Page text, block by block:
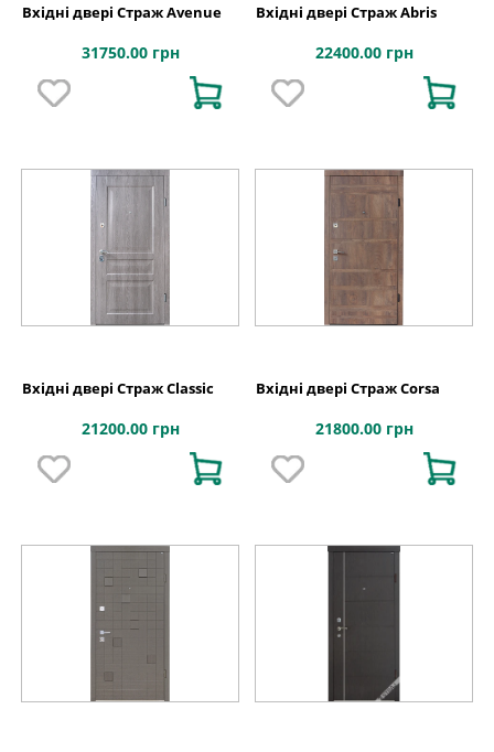
Вхідні двері Страж Avenue
31750.00 грн
Вхідні двері Страж Abris
22400.00 грн
Вхідні двері Страж Classic
21200.00 грн
Вхідні двері Страж Corsa
21800.00 грн